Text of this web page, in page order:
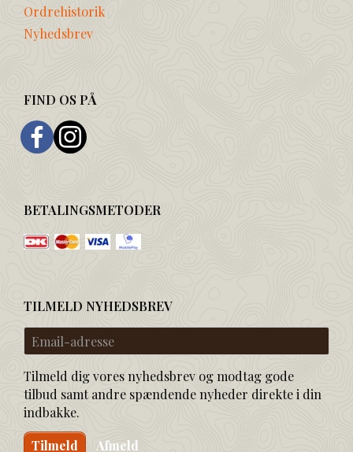
Ordrehistorik
Nyhedsbrev
FIND OS PÅ
BETALINGSMETODER
TILMELD NYHEDSBREV
Email-
adresse
Tilmeld dig vores nyhedsbrev og modtag gode
tilbud samt andre spændende nyheder direkte i din
indbakke.
Tilmeld Afmeld